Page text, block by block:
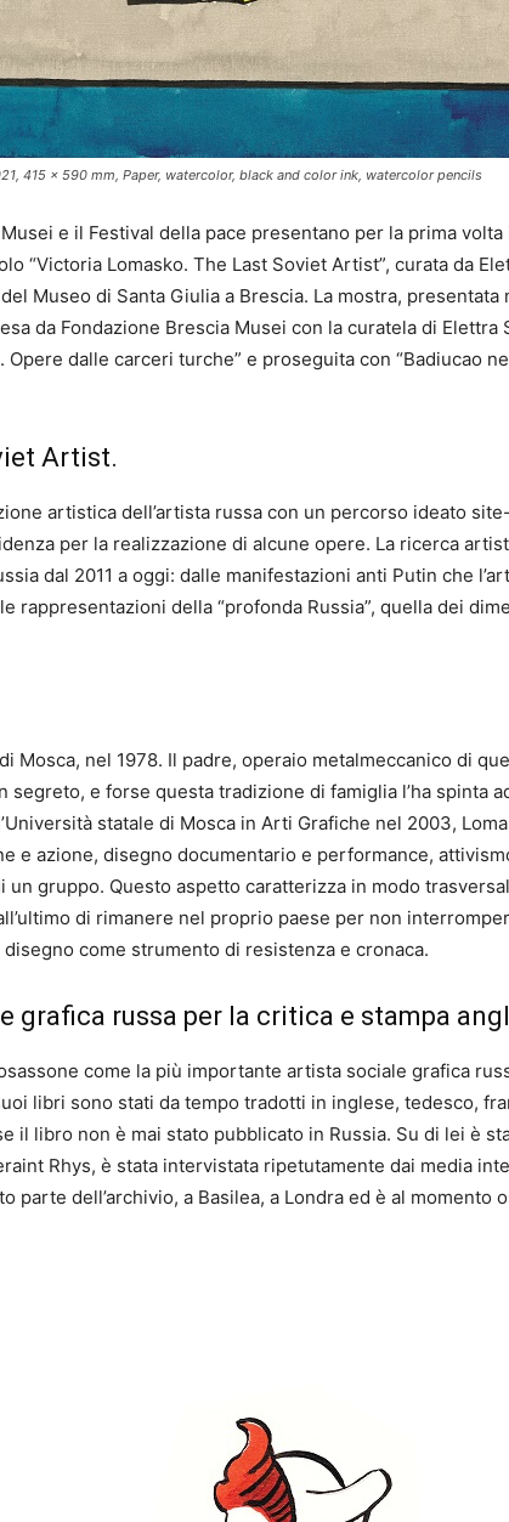
415 x 590 mm, Paper, watercolor, black and color ink, watercolor pencils
e il Festival della pace presentano per la prima
“Victoria Lomasko. The Last Soviet Artist”, curata da
Museo di Santa Giulia a Brescia. La mostra, presentata
da Fondazione Brescia Musei con la curatela di Elettra
dalle carceri turche” e proseguita con “Badiucao
Artist.
artistica dell’artista russa con un percorso ideato
per la realizzazione di alcune opere. La ricerca
dal 2011 a oggi: dalle manifestazioni anti Putin che
rappresentazioni della “profonda Russia”, quella dei
Mosca, nel 1978. Il padre, operaio metalmeccanico di
e forse questa tradizione di famiglia l’ha spinta
statale di Mosca in Arti Grafiche nel 2003,
e azione, disegno documentario e performance,
un gruppo. Questo aspetto caratterizza in modo
di rimanere nel proprio paese per non
come strumento di resistenza e cronaca.
grafica russa per la critica e stampa
come la più importante artista sociale grafica
libri sono stati da tempo tradotti in inglese, tedesco,
il libro non è mai stato pubblicato in Russia. Su di lei è
Rhys, è stata intervistata ripetutamente dai media
parte dell’archivio, a Basilea, a Londra ed è al momento